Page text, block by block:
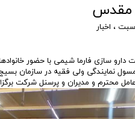
شرکت های همکارمقدس
، اخبار
سازی فارما شیمی با حضور
محترم و مدیران و پرسنل شرکت